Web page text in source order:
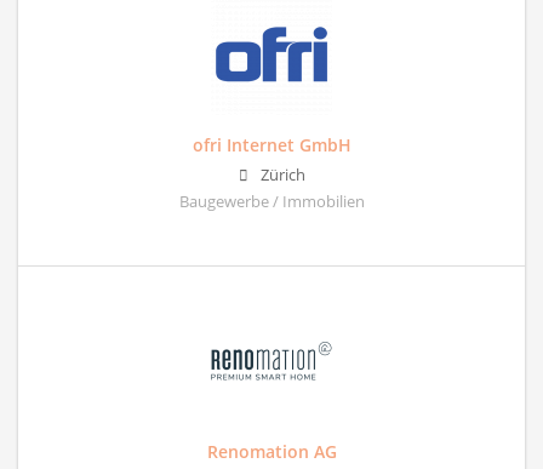
ofri Internet GmbH
Zürich
Baugewerbe / Immobilien
Renomation AG